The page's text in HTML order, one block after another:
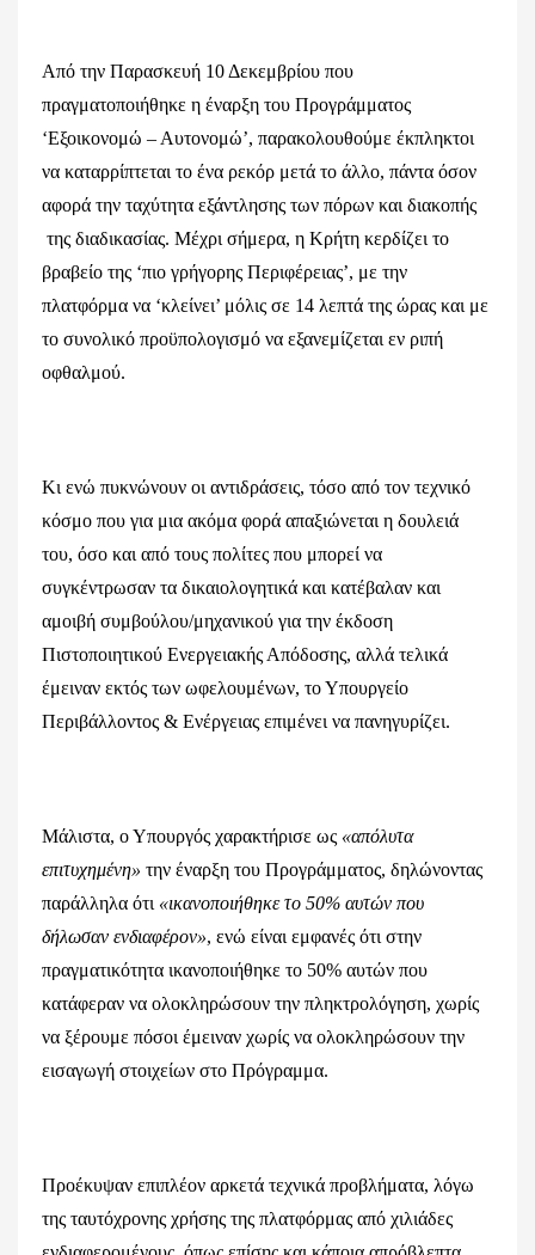
Από την Παρασκευή 10 Δεκεμβρίου που
πραγματοποιήθηκε η έναρξη του Προγράμματος
‘Εξοικονομώ – Αυτονομώ’, παρακολουθούμε έκπληκτοι
να καταρρίπτεται το ένα ρεκόρ μετά το άλλο, πάντα όσον
αφορά την ταχύτητα εξάντλησης των πόρων και διακοπής
της διαδικασίας. Μέχρι σήμερα, η Κρήτη κερδίζει το
βραβείο της ‘πιο γρήγορης Περιφέρειας’, με την
πλατφόρμα να ‘κλείνει’ μόλις σε 14 λεπτά της ώρας και με
το συνολικό προϋπολογισμό να εξανεμίζεται εν ριπή
οφθαλμού.
Κι ενώ πυκνώνουν οι αντιδράσεις, τόσο από τον τεχνικό
κόσμο που για μια ακόμα φορά απαξιώνεται η δουλειά
του, όσο και από τους πολίτες που μπορεί να
συγκέντρωσαν τα δικαιολογητικά και κατέβαλαν και
αμοιβή συμβούλου/μηχανικού για την έκδοση
Πιστοποιητικού Ενεργειακής Απόδοσης, αλλά τελικά
έμειναν εκτός των ωφελουμένων, το Υπουργείο
Περιβάλλοντος & Ενέργειας επιμένει να πανηγυρίζει.
Μάλιστα, ο Υπουργός χαρακτήρισε ως «απόλυτα
επιτυχημένη» την έναρξη του Προγράμματος, δηλώνοντας
παράλληλα ότι «ικανοποιήθηκε το 50% αυτών που
δήλωσαν ενδιαφέρον», ενώ είναι εμφανές ότι στην
πραγματικότητα ικανοποιήθηκε το 50% αυτών που
κατάφεραν να ολοκληρώσουν την πληκτρολόγηση, χωρίς
να ξέρουμε πόσοι έμειναν χωρίς να ολοκληρώσουν την
εισαγωγή στοιχείων στο Πρόγραμμα.
Προέκυψαν επιπλέον αρκετά τεχνικά προβλήματα, λόγω
της ταυτόχρονης χρήσης της πλατφόρμας από χιλιάδες